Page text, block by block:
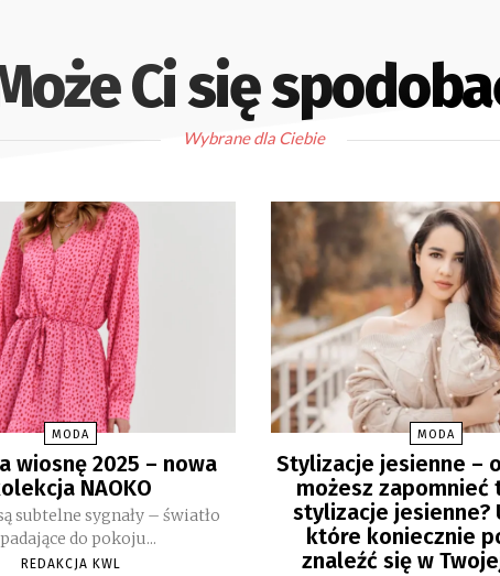
Ci się
Wybrane dla Ciebie
MODA
wiosnę 2025 – nowa
NAOKO
subtelne sygnały – światło
do pokoju...
REDAKCJA KWL
MODA
Stylizacje jesienne –
możesz zapomnieć
stylizacje jesienne?
które koniecznie
znaleźć się w